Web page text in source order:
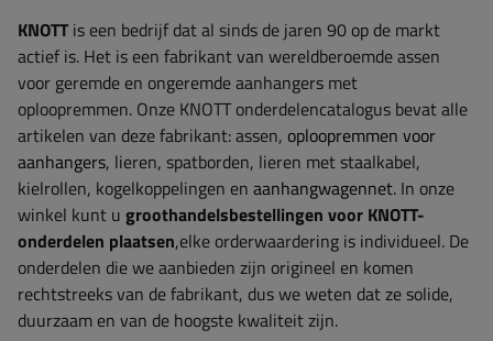
KNOTTis een bedrijf dat al sinds de jaren 90 op de markt
actief is. Het is een fabrikant van wereldberoemde assen
voor geremde en ongeremde aanhangers met
oploopremmen. Onze KNOTT onderdelencatalogus bevat alle
artikelen van deze fabrikant: assen, oploopremmen voor
aanhangers, lieren, spatborden, lieren met staalkabel,
kielrollen, kogelkoppelingen en aanhangwagennet. In onze
winkel kunt u groothandelsbestellingen voor KNOTT-
onderdelen plaatsen,elke orderwaardering is individueel. De
onderdelen die we aanbieden zijn origineel en komen
rechtstreeks van de fabrikant, dus we weten dat ze solide,
duurzaam en van de hoogste kwaliteit zijn.